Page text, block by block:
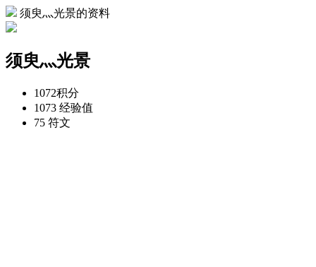
须臾灬光景的资料
须臾灬光景
1072积分
1073 经验值
75 符文